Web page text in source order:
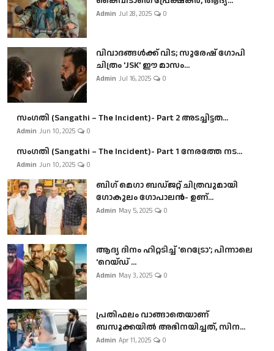
Admin Jul 28, 2025 0
വിവാദങ്ങൾക്ക് വിട; സുരേഷ് ഗോപി
ചിത്രം 'JSK' ഈ മാസം...
Admin Jul 16, 2025 0
സംഗതി (Sangathi – The Incident)- Part 2 അടച്ചിട്ടത...
Admin Jun 10, 2025 0
സംഗതി (Sangathi – The Incident)- Part 1 നേരത്തേ നട...
Admin Jun 10, 2025 0
ബി​ഗ് മെഗാ ബഡ്ജറ്റ് ചിത്രവുമായി
ഗോകുലം ഗോപാലൻ- ഉണ്...
Admin May 5, 2025 0
ആദ്യ ദിനം ഹിറ്റടിച്ച് 'റെട്രോ'; പിന്നാലെ
'റെയ്ഡ് ...
Admin May 3, 2025 0
പ്രതിഫലം വാങ്ങാതെയാണ്
ബസൂക്കയില്‍ അഭിനയിച്ചത്, സിന...
Admin Apr 11, 2025 0